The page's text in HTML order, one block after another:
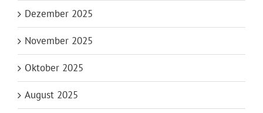
Dezember 2025
November 2025
Oktober 2025
August 2025